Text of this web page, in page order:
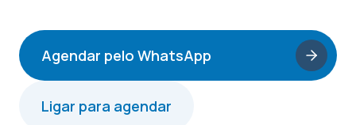
Agendar pelo WhatsApp
Ligar para agendar